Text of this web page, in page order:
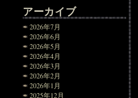
アーカイブ
2026年7月
2026年6月
2026年5月
2026年4月
2026年3月
2026年2月
2026年1月
2025年12月